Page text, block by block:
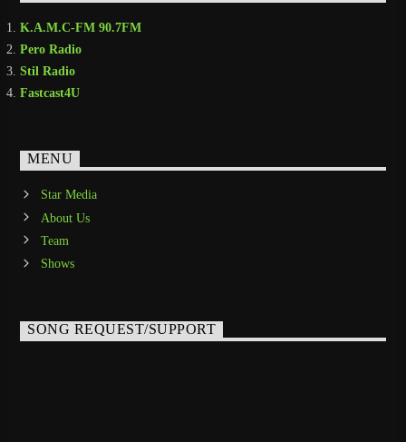
K.A.M.C-FM 90.7FM
Pero Radio
Stil Radio
Fastcast4U
MENU
Star Media
About Us
Team
Shows
SONG REQUEST/SUPPORT